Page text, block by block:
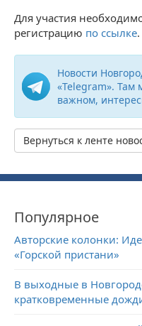
Для участия
регистрацию по ссылке.
Новости
«Telegram».
важном,
Вернуться к ленте
Популярное
Авторские колонки:
«Горской пристани»
В выходные в
кратковременные